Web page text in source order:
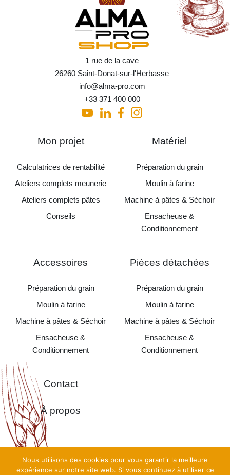
1 rue de la cave
26260 Saint-Donat-sur-l'Herbasse
info@alma-pro.com
+33 371 400 000
Mon projet
Calculatrices de rentabilité
Ateliers complets meunerie
Ateliers complets pâtes
Conseils
Matériel
Préparation du grain
Moulin à farine
Machine à pâtes & Séchoir
Ensacheuse &
Conditionnement
Accessoires
Préparation du grain
Moulin à farine
Machine à pâtes & Séchoir
Ensacheuse &
Conditionnement
Pièces détachées
Préparation du grain
Moulin à farine
Machine à pâtes & Séchoir
Ensacheuse &
Conditionnement
Contact
À propos
Copyright©Moulins Alma Pro 2026 •CréationTooEasy•
Mentions Légales• Politique de confidentialité•CGV•Plan
Nous utilisons des cookies pour vous garantir la meilleure
expérience sur notre site web. Si vous continuez à utiliser ce